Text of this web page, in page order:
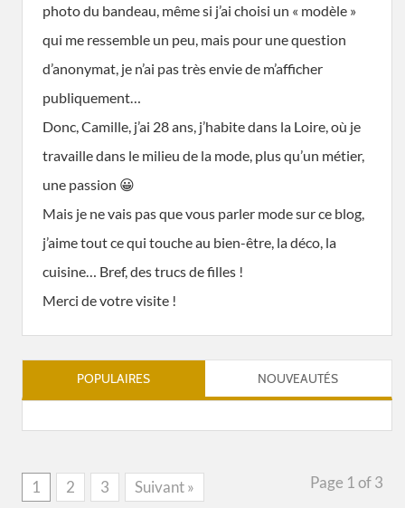
photo du bandeau, même si j’ai choisi un « modèle »
qui me ressemble un peu, mais pour une question
d’anonymat, je n’ai pas très envie de m’afficher
publiquement…
Donc, Camille, j’ai 28 ans, j’habite dans la Loire, où je
travaille dans le milieu de la mode, plus qu’un métier,
une passion 😀
Mais je ne vais pas que vous parler mode sur ce blog,
j’aime tout ce qui touche au bien-être, la déco, la
cuisine… Bref, des trucs de filles !
Merci de votre visite !
POPULAIRES NOUVEAUTÉS
1 2 3 Suivant » Page 1 of 3